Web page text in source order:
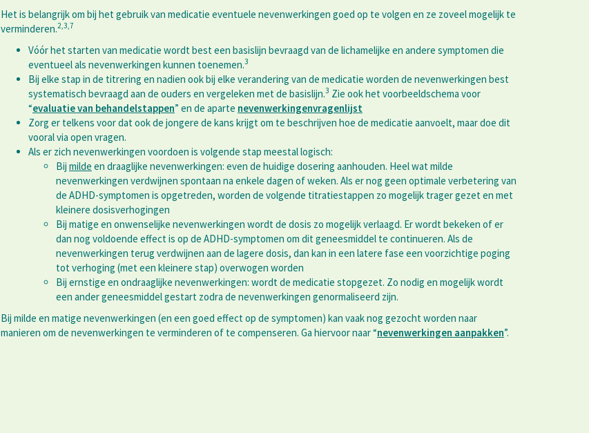
Het is belangrijk om bij het gebruik van medicatie eventuele nevenwerkingen goed op te volgen en ze zoveel mogelijk te
verminderen.2,3,7
Vóór het starten van medicatie wordt best een basislijn bevraagd van de lichamelijke en andere symptomen die
eventueel als nevenwerkingen kunnen toenemen.3
Bij elke stap in de titrering en nadien ook bij elke verandering van de medicatie worden de nevenwerkingen best
systematisch bevraagd aan de ouders en vergeleken met de basislijn.3 Zie ook het voorbeeldschema voor
“evaluatie van behandelstappen” en de aparte nevenwerkingenvragenlijst
Zorg er telkens voor dat ook de jongere de kans krijgt om te beschrijven hoe de medicatie aanvoelt, maar doe dit
vooral via open vragen.
Als er zich nevenwerkingen voordoen is volgende stap meestal logisch:
Bij milde en draaglijke nevenwerkingen: even de huidige dosering aanhouden. Heel wat milde
nevenwerkingen verdwijnen spontaan na enkele dagen of weken. Als er nog geen optimale verbetering van
de ADHD-symptomen is opgetreden, worden de volgende titratiestappen zo mogelijk trager gezet en met
kleinere dosisverhogingen
Bij matige en onwenselijke nevenwerkingen wordt de dosis zo mogelijk verlaagd. Er wordt bekeken of er
dan nog voldoende effect is op de ADHD-symptomen om dit geneesmiddel te continueren. Als de
nevenwerkingen terug verdwijnen aan de lagere dosis, dan kan in een latere fase een voorzichtige poging
tot verhoging (met een kleinere stap) overwogen worden
Bij ernstige en ondraaglijke nevenwerkingen: wordt de medicatie stopgezet. Zo nodig en mogelijk wordt
een ander geneesmiddel gestart zodra de nevenwerkingen genormaliseerd zijn.
Bij milde en matige nevenwerkingen (en een goed effect op de symptomen) kan vaak nog gezocht worden naar
manieren om de nevenwerkingen te verminderen of te compenseren. Ga hiervoor naar “nevenwerkingen aanpakken”.